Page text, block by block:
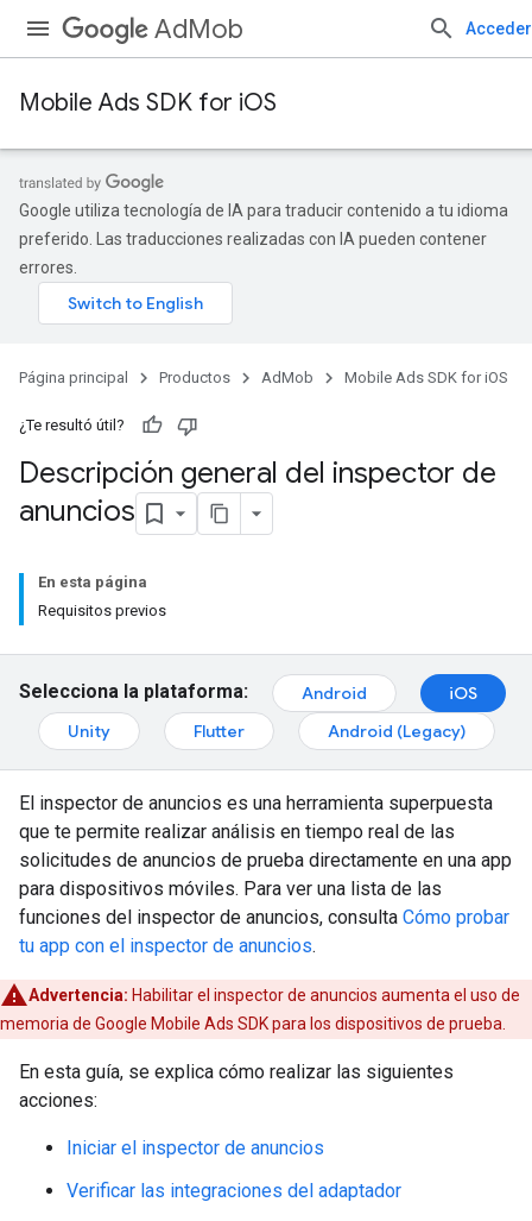
AdMob Acceder
Mobile Ads SDK for iOS
Google utiliza tecnología de IA para traducir contenido a tu idioma
preferido. Las traducciones realizadas con IA pueden contener
errores.
Página principal Productos AdMob Mobile Ads SDK for iOS
¿Te resultó útil?
Descripción general del inspector de
anuncios
En esta página
Requisitos previos
Selecciona la plataforma: Android
iOS
Unity
Flutter Android (Legacy)
El inspector de anuncios es una herramienta superpuesta
que te permite realizar análisis en tiempo real de las
solicitudes de anuncios de prueba directamente en una app
para dispositivos móviles. Para ver una lista de las
funciones del inspector de anuncios, consulta Cómo probar
tu app con el inspector de anuncios.
Advertencia: Habilitar el inspector de anuncios aumenta el uso de
memoria de Google Mobile Ads SDKpara los dispositivos de prueba.
En esta guía, se explica cómo realizar las siguientes
acciones:
Iniciar el inspector de anuncios
Verificar las integraciones del adaptador